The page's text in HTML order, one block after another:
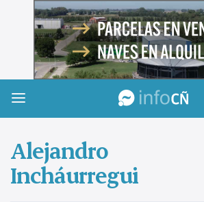
InfoCañuelas
Alejandro
Incháurregui